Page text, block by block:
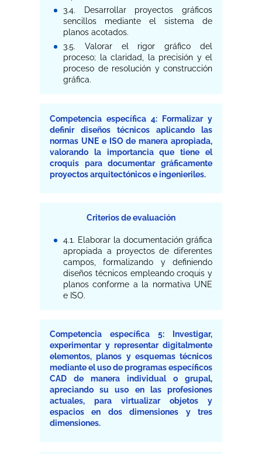
3.4. Desarrollar proyectos gráficos
sencillos mediante el sistema de
planos acotados.
3.5. Valorar el rigor gráfico del
proceso; la claridad, la precisión y el
proceso de resolución y construcción
gráfica.
Competencia específica 4: Formalizar y
definir diseños técnicos aplicando las
normas UNE e ISO de manera apropiada,
valorando la importancia que tiene el
croquis para documentar gráficamente
proyectos arquitectónicos e ingenieriles.
Criterios de evaluación
4.1. Elaborar la documentación gráfica
apropiada a proyectos de diferentes
campos, formalizando y definiendo
diseños técnicos empleando croquis y
planos conforme a la normativa UNE
e ISO.
Competencia específica 5: Investigar,
experimentar y representar digitalmente
elementos, planos y esquemas técnicos
mediante el uso de programas específicos
CAD de manera individual o grupal,
apreciando su uso en las profesiones
actuales, para virtualizar objetos y
espacios en dos dimensiones y tres
dimensiones.